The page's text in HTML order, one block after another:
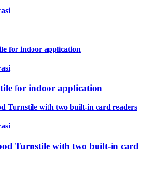
for indoor application
Turnstile with two built-in card